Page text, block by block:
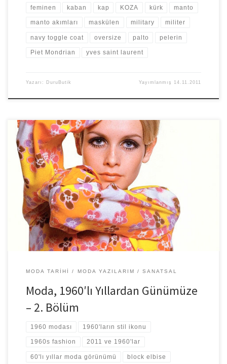
feminen kaban kap KOZA kürk manto
manto akımları maskülen military militer
navy toggle coat oversize palto pelerin
Piet Mondrian yves saint laurent
Yazarı: DuruButik Yayımlanmış 14.11.2011
Bir önceki yazımda 60’lı yılların tezahürünü göreceğimiz yeni
sezona dair geçmişte dayandığı dönemin moda olaylarını
belirtmiş ve ikinci kısımda ise […]
MODA TARIHI MODA YAZILARIM SANATSAL
Moda, 1960′lı Yıllardan Günümüze
– 2. Bölüm
1960 modası 1960'ların stil ikonu
1960s fashion 2011 ve 1960'lar
60'lı yıllar moda görünümü block elbise